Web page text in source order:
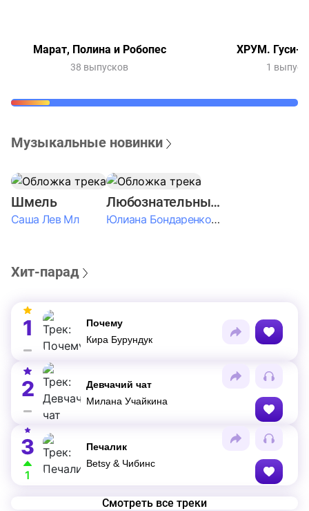
Марат, Полина и Робопес
38 выпусков
ХРУМ. Гуси-
1 выпуск
Музыкальные новинки
Шмель
Саша Лев Мл
Любознательные Дети
Юлиана Бондаренко & Амелия Колпакова & Егор Егоров & Валерия Шевченко & Ксюша Косичкина
Хит-парад
1
Почему
Кира Бурундук
2
Девчачий чат
Милана Учайкина
3
1
Печалик
Betsy & Чибинс
Смотреть все треки